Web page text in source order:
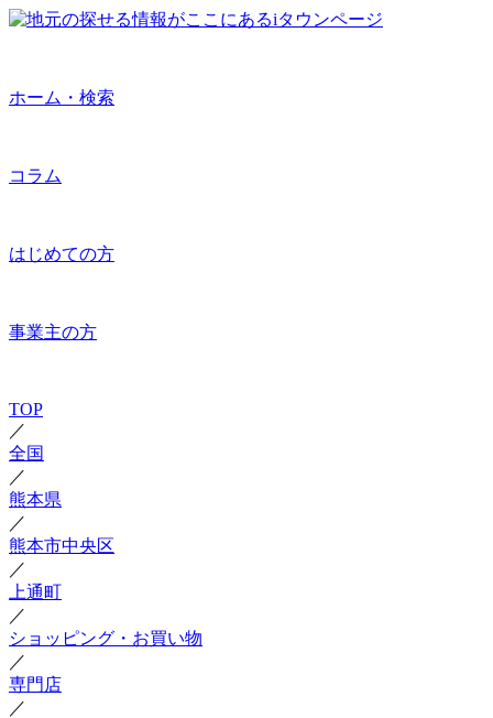
ホーム・検索
コラム
はじめての方
事業主の方
TOP
／
全国
／
熊本県
／
熊本市中央区
／
上通町
／
ショッピング・お買い物
／
専門店
／